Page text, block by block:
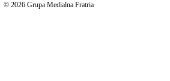
© 2026 Grupa Medialna Fratria